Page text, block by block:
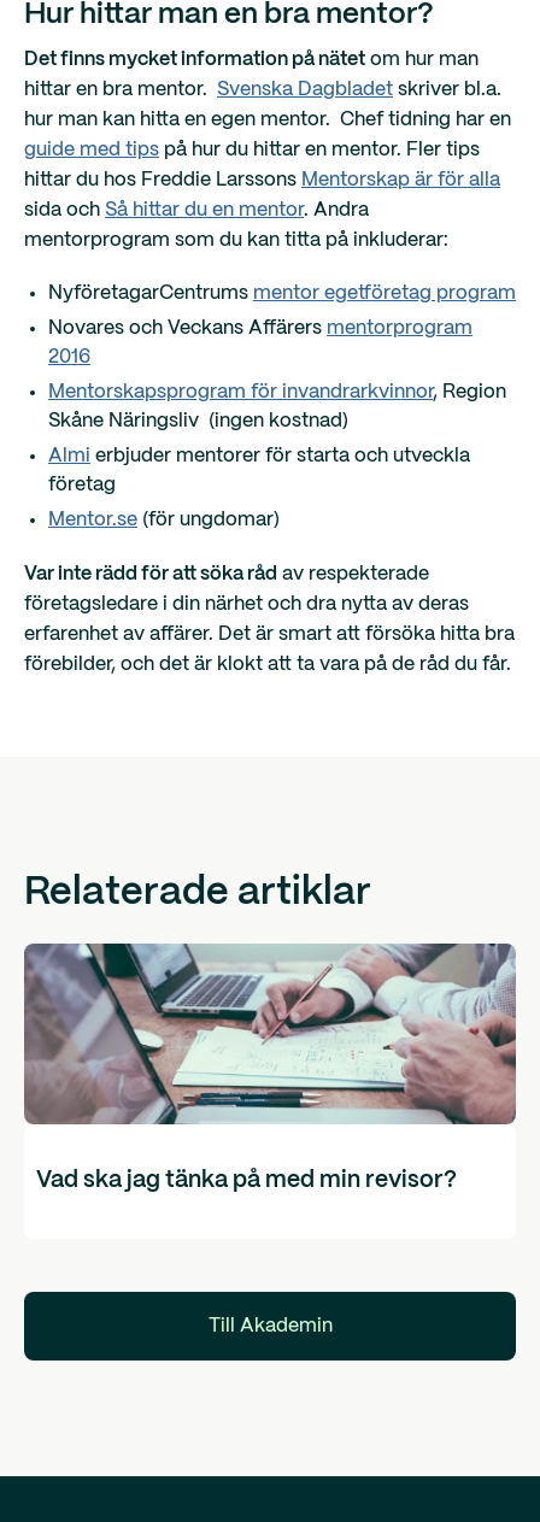
Hur hittar man en bra mentor?
Det finns mycket information på nätet om hur man
hittar en bra mentor. Svenska Dagbladet skriver bl.a.
hur man kan hitta en egen mentor. Chef tidning har en
guide med tips på hur du hittar en mentor. Fler tips
hittar du hos Freddie Larssons Mentorskap är för alla
sida och Så hittar du en mentor. Andra
mentorprogram som du kan titta på inkluderar:
NyföretagarCentrums mentor egetföretag program
Novares och Veckans Affärers mentorprogram
2016
Mentorskapsprogram för invandrarkvinnor, Region
Skåne Näringsliv (ingen kostnad)
Almi erbjuder mentorer för starta och utveckla
företag
Mentor.se (för ungdomar)
Var inte rädd för att söka råd av respekterade
företagsledare i din närhet och dra nytta av deras
erfarenhet av affärer. Det är smart att försöka hitta bra
förebilder, och det är klokt att ta vara på de råd du får.
Relaterade artiklar
Vad ska jag tänka på med min revisor?
Till Akademin